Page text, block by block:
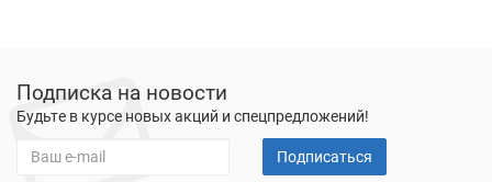
Подписка на новости
Будьте в курсе новых акций и спецпредложений!
Подписаться